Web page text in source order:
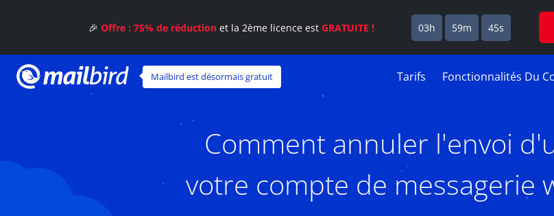
Mailbird est désormais gratuit Tarifs Fonctionnalités Du
Comment annuler l'envoi
votre compte de messagerie
🎉 Offre : 75% de réductionet la 2ème licence est GRATUITE ! 03h 59m 45s